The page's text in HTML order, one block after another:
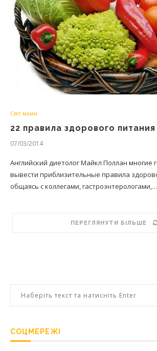
Світ мами
22 правила здорового питания
07/03/2014
Английский диетолог Майкл Поллан многие
вывести приблизительные правила
общаясь с коллегами, гастроэнтерологами,…
ПЕРЕГЛЯНУТИ БІЛЬШЕ
СОЦМЕРЕЖІ